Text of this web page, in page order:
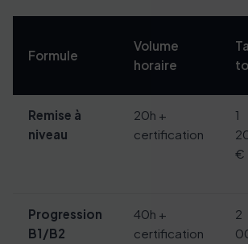
Formule
Volume
horaire
Remise à
niveau
20h +
certification
1
€
Progression
B1/B2
40h +
certification
2